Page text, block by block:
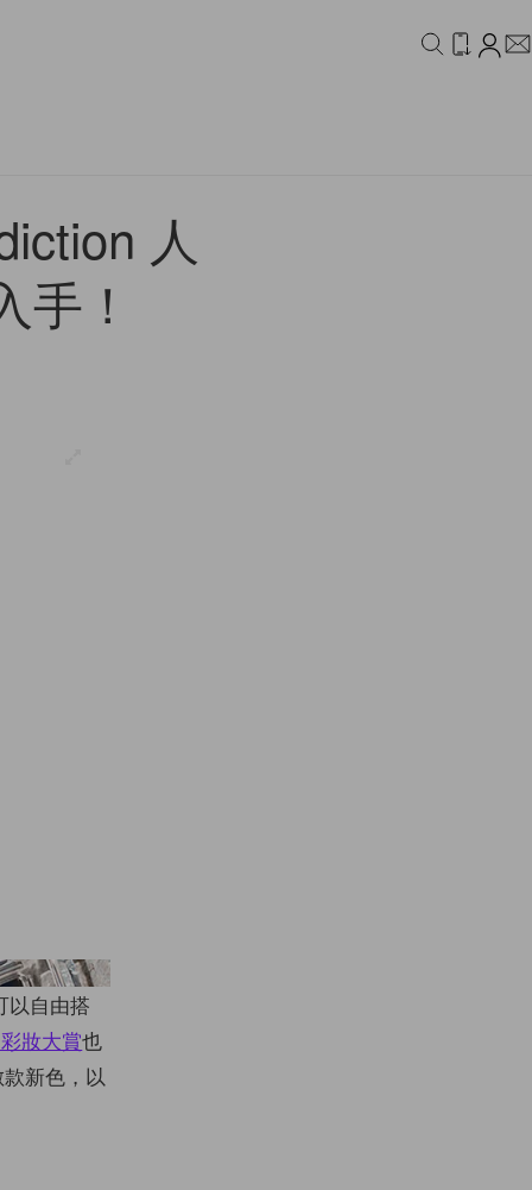
人
！
Addiction
以自由搭
妝大賞也
新色，以